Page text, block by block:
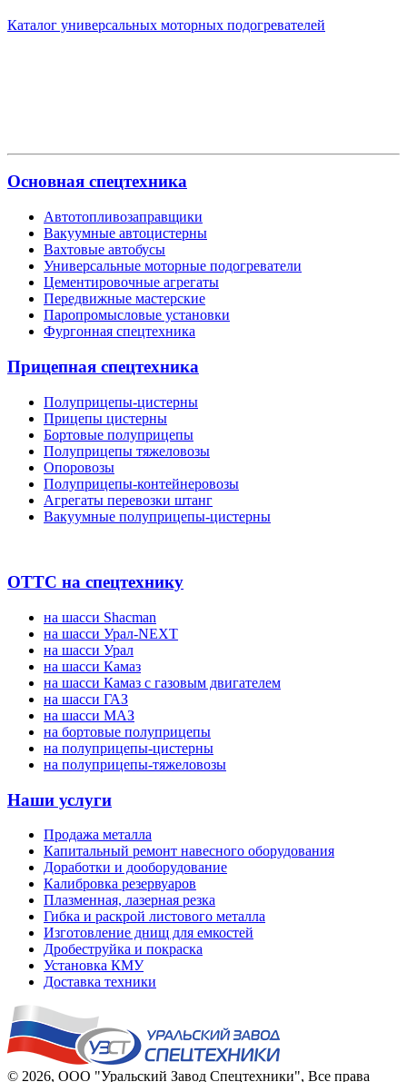
Каталог универсальных моторных подогревателей
Основная спецтехника
Автотопливозаправщики
Вакуумные автоцистерны
Вахтовые автобусы
Универсальные моторные подогреватели
Цементировочные агрегаты
Передвижные мастерские
Паропромысловые установки
Фургонная спецтехника
Прицепная спецтехника
Полуприцепы-цистерны
Прицепы цистерны
Бортовые полуприцепы
Полуприцепы тяжеловозы
Опоровозы
Полуприцепы-контейнеровозы
Агрегаты перевозки штанг
Вакуумные полуприцепы-цистерны
ОТТС на спецтехнику
на шасси Shacman
на шасси Урал-NEXT
на шасси Урал
на шасси Камаз
на шасси Камаз с газовым двигателем
на шасси ГАЗ
на шасси МАЗ
на бортовые полуприцепы
на полуприцепы-цистерны
на полуприцепы-тяжеловозы
Наши услуги
Продажа металла
Капитальный ремонт навесного оборудования
Доработки и дооборудование
Калибровка резервуаров
Плазменная, лазерная резка
Гибка и раскрой листового металла
Изготовление днищ для емкостей
Дробеструйка и покраска
Установка КМУ
Доставка техники
© 2026, ООО "Уральский Завод Спецтехники", Все права